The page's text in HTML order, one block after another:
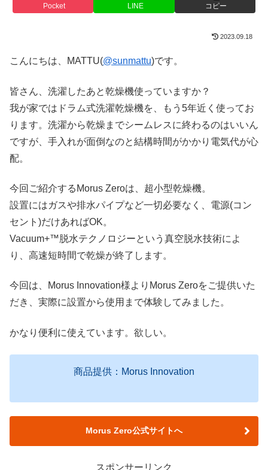
Pocket LINE コピー
2023.09.18
こんにちは、MATTU(@sunmattu)です。
皆さん、洗濯したあと乾燥機使っていますか？
我が家ではドラム式洗濯乾燥機を、もう5年近く使ってお
ります。洗濯から乾燥までシームレスに終わるのはいいん
ですが、手入れが面倒なのと結構時間がかかり電気代が心
配。
今回ご紹介するMorus Zeroは、超小型乾燥機。
設置にはガスや排水パイプなど一切必要なく、電源(コン
セント)だけあればOK。
Vacuum+™脱水テクノロジーという真空脱水技術によ
り、高速短時間で乾燥が終了します。
今回は、Morus Innovation様よりMorus Zeroをご提供いた
だき、実際に設置から使用まで体験してみました。
かなり便利に使えています。欲しい。
商品提供：Morus Innovation
Morus Zero公式サイトへ
スポンサーリンク